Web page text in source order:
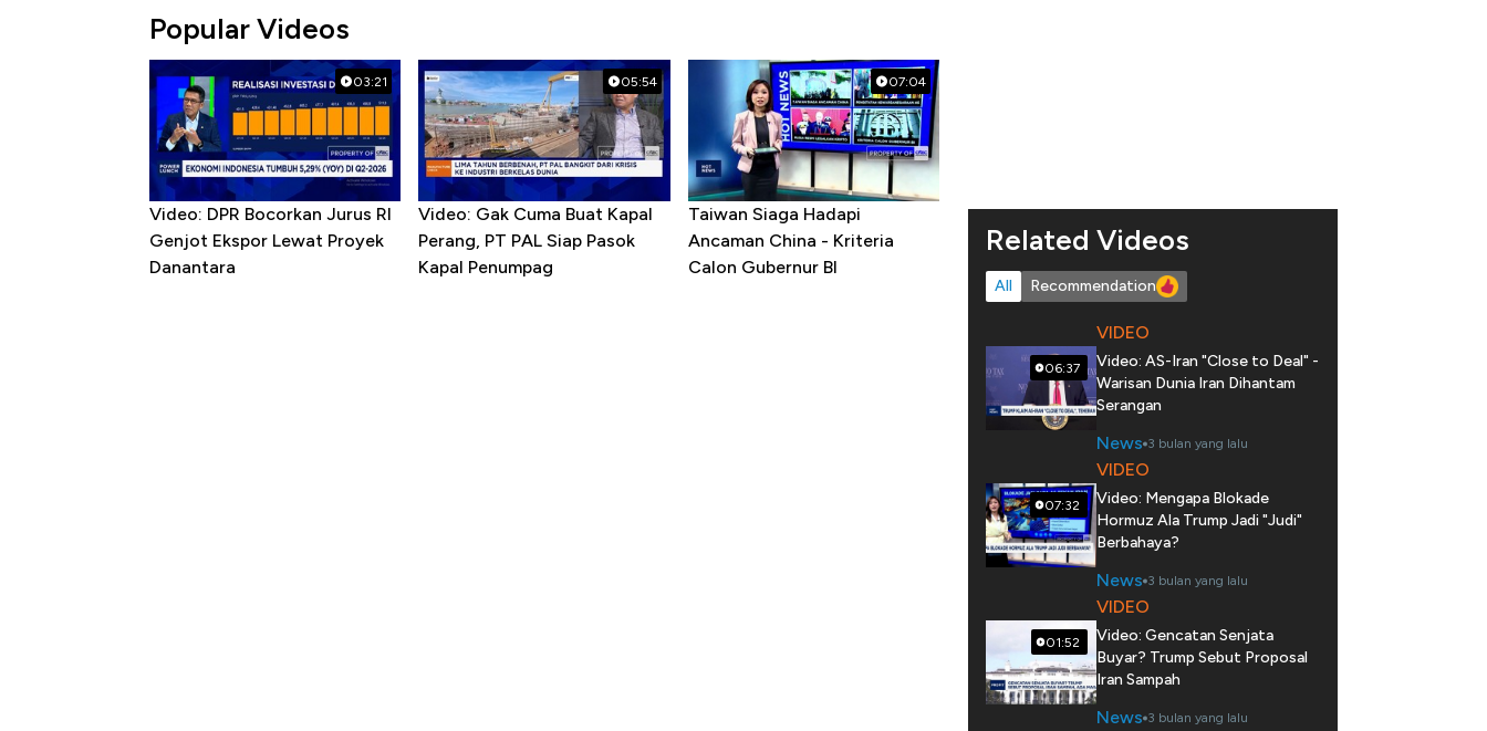
Popular Videos
03:21
Video: DPR Bocorkan Jurus RI
Genjot Ekspor Lewat Proyek
Danantara
05:54
Video: Gak Cuma Buat Kapal
Perang, PT PAL Siap Pasok
Kapal Penumpag
07:04
Taiwan Siaga Hadapi
Ancaman China - Kriteria
Calon Gubernur BI
Related Videos
All Recommendation
06:37
VIDEO
Video: AS-Iran "Close to Deal" -
Warisan Dunia Iran Dihantam
Serangan
News 3 bulan yang lalu
07:32
VIDEO
Video: Mengapa Blokade
Hormuz Ala Trump Jadi "Judi"
Berbahaya?
News 3 bulan yang lalu
01:52
VIDEO
Video: Gencatan Senjata
Buyar? Trump Sebut Proposal
Iran Sampah
News 3 bulan yang lalu